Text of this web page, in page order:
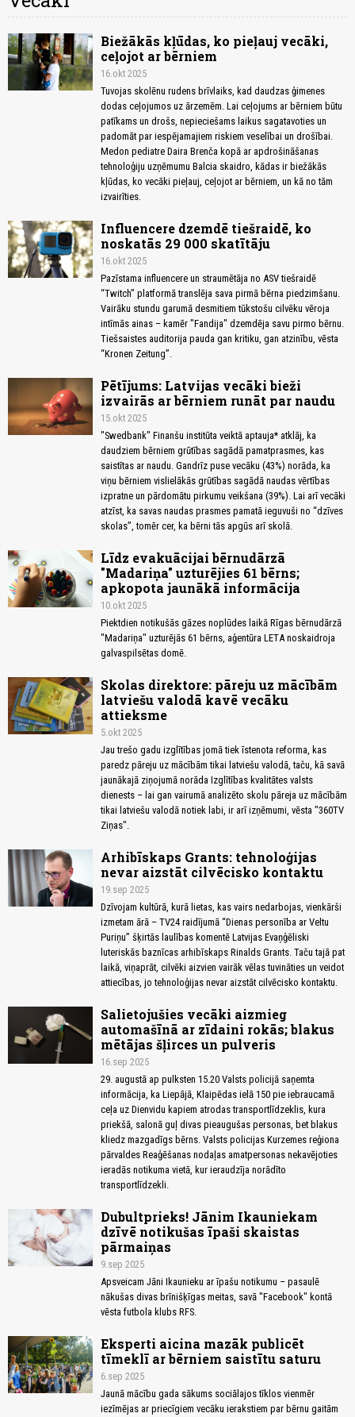
Biežākās kļūdas, ko pieļauj vecāki,
ceļojot ar bērniem
16.okt 2025
Tuvojas skolēnu rudens brīvlaiks, kad daudzas ģimenes
dodas ceļojumos uz ārzemēm. Lai ceļojums ar bērniem būtu
patīkams un drošs, nepieciešams laikus sagatavoties un
padomāt par iespējamajiem riskiem veselībai un drošībai.
Medon pediatre Daira Brenča kopā ar apdrošināšanas
tehnoloģiju uzņēmumu Balcia skaidro, kādas ir biežākās
kļūdas, ko vecāki pieļauj, ceļojot ar bērniem, un kā no tām
izvairīties.
Influencere dzemdē tiešraidē, ko
noskatās 29 000 skatītāju
16.okt 2025
Pazīstama influencere un straumētāja no ASV tiešraidē
“Twitch” platformā translēja sava pirmā bērna piedzimšanu.
Vairāku stundu garumā desmitiem tūkstošu cilvēku vēroja
intīmās ainas – kamēr "Fandija" dzemdēja savu pirmo bērnu.
Tiešsaistes auditorija pauda gan kritiku, gan atzinību, vēsta
“Kronen Zeitung”.
Pētījums: Latvijas vecāki bieži
izvairās ar bērniem runāt par naudu
15.okt 2025
"Swedbank" Finanšu institūta veiktā aptauja* atklāj, ka
daudziem bērniem grūtības sagādā pamatprasmes, kas
saistītas ar naudu. Gandrīz puse vecāku (43%) norāda, ka
viņu bērniem vislielākās grūtības sagādā naudas vērtības
izpratne un pārdomātu pirkumu veikšana (39%). Lai arī vecāki
atzīst, ka savas naudas prasmes pamatā ieguvuši no “dzīves
skolas”, tomēr cer, ka bērni tās apgūs arī skolā.
Līdz evakuācijai bērnudārzā
"Madariņa" uzturējies 61 bērns;
apkopota jaunākā informācija
10.okt 2025
Piektdien notikušās gāzes noplūdes laikā Rīgas bērnudārzā
"Madariņa" uzturējās 61 bērns, aģentūra LETA noskaidroja
galvaspilsētas domē.
Skolas direktore: pāreju uz mācībām
latviešu valodā kavē vecāku
attieksme
5.okt 2025
Jau trešo gadu izglītības jomā tiek īstenota reforma, kas
paredz pāreju uz mācībām tikai latviešu valodā, taču, kā savā
jaunākajā ziņojumā norāda Izglītības kvalitātes valsts
dienests – lai gan vairumā analizēto skolu pāreja uz mācībām
tikai latviešu valodā notiek labi, ir arī izņēmumi, vēsta "360TV
Ziņas".
Arhibīskaps Grants: tehnoloģijas
nevar aizstāt cilvēcisko kontaktu
19.sep 2025
Dzīvojam kultūrā, kurā lietas, kas vairs nedarbojas, vienkārši
izmetam ārā – TV24 raidījumā “Dienas personība ar Veltu
Puriņu” šķirtās laulības komentē Latvijas Evaņģēliski
luteriskās baznīcas arhibīskaps Rinalds Grants. Taču tajā pat
laikā, viņaprāt, cilvēki aizvien vairāk vēlas tuvināties un veidot
attiecības, jo tehnoloģijas nevar aizstāt cilvēcisko kontaktu.
Salietojušies vecāki aizmieg
automašīnā ar zīdaini rokās; blakus
mētājas šļirces un pulveris
16.sep 2025
29. augustā ap pulksten 15.20 Valsts policijā saņemta
informācija, ka Liepājā, Klaipēdas ielā 150 pie iebraucamā
ceļa uz Dienvidu kapiem atrodas transportlīdzeklis, kura
priekšā, salonā guļ divas pieaugušas personas, bet blakus
kliedz mazgadīgs bērns. Valsts policijas Kurzemes reģiona
pārvaldes Reaģēšanas nodaļas amatpersonas nekavējoties
ieradās notikuma vietā, kur ieraudzīja norādīto
transportlīdzekli.
Dubultprieks! Jānim Ikauniekam
dzīvē notikušas īpaši skaistas
pārmaiņas
9.sep 2025
Apsveicam Jāni Ikaunieku ar īpašu notikumu – pasaulē
nākušas divas brīnišķīgas meitas, savā "Facebook" kontā
vēsta futbola klubs RFS.
Eksperti aicina mazāk publicēt
tīmeklī ar bērniem saistītu saturu
6.sep 2025
Jaunā mācību gada sākums sociālajos tīklos vienmēr
iezīmējas ar priecīgiem vecāku ierakstiem par bērnu gaitām